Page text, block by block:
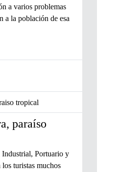
a varios problemas
a la población de esa
paraíso
Portuario y
turistas muchos